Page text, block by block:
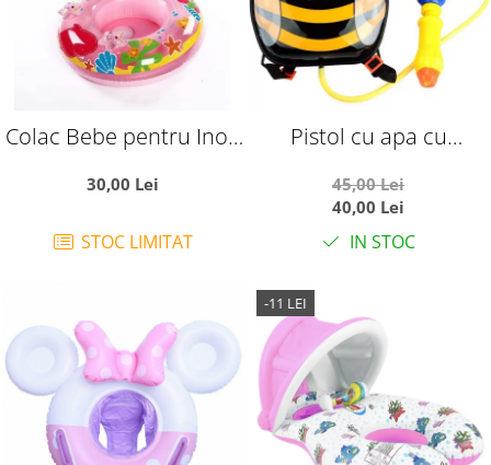
Colac Bebe pentru Inot,
de mare, roz
30,00 Lei
STOC LIMITAT
Pistol cu apa cu
Albinuta
45,00 Lei
40,00 Lei
IN STOC
-11 LEI